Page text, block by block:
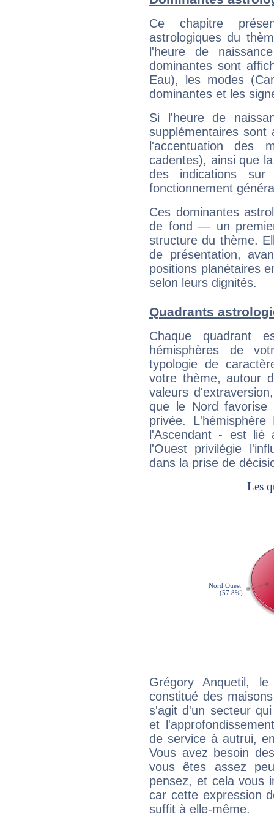
Ce chapitre
astrologiques du
l'heure de
dominantes sont
Eau), les modes
dominantes et les
Si l'heure de
supplémentaires sont
l'accentuation des
cadentes), ainsi que
des indications sur
fonctionnement
Ces dominantes
de fond — un
structure du thème.
de présentation,
positions planétaires
selon leurs dignités.
Quadrants
Chaque quadrant
hémisphères de
typologie de
votre thème, autour
valeurs
que le Nord favorise
privée.
l'Ascendant - est
l'Ouest privilégie
dans la prise de
Grégory Anquetil,
constitué des
s'agit d'un secteur
et
de service à autrui,
Vous avez besoin
vous êtes assez
pensez, et cela vous
car cette expression
suffit à elle-même.